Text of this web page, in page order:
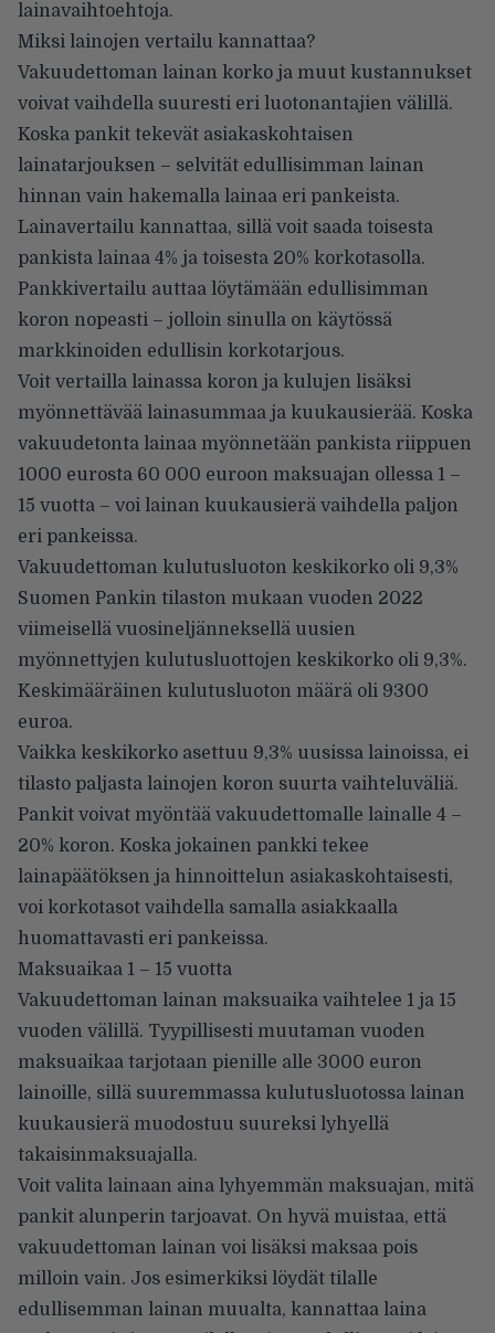
lainavaihtoehtoja.
Miksi lainojen vertailu kannattaa?
Vakuudettoman lainan korko ja muut kustannukset
voivat vaihdella suuresti eri luotonantajien välillä.
Koska pankit tekevät asiakaskohtaisen
lainatarjouksen – selvität edullisimman lainan
hinnan vain hakemalla lainaa eri pankeista.
Lainavertailu kannattaa, sillä voit saada toisesta
pankista lainaa 4% ja toisesta 20% korkotasolla.
Pankkivertailu auttaa löytämään edullisimman
koron nopeasti – jolloin sinulla on käytössä
markkinoiden edullisin korkotarjous.
Voit vertailla lainassa koron ja kulujen lisäksi
myönnettävää lainasummaa ja kuukausierää. Koska
vakuudetonta lainaa myönnetään pankista riippuen
1000 eurosta 60 000 euroon maksuajan ollessa 1 –
15 vuotta – voi lainan kuukausierä vaihdella paljon
eri pankeissa.
Vakuudettoman kulutusluoton keskikorko oli 9,3%
Suomen Pankin tilaston mukaan vuoden 2022
viimeisellä vuosineljänneksellä uusien
myönnettyjen kulutusluottojen keskikorko oli 9,3%.
Keskimääräinen kulutusluoton määrä oli 9300
euroa.
Vaikka keskikorko asettuu 9,3% uusissa lainoissa, ei
tilasto paljasta lainojen koron suurta vaihteluväliä.
Pankit voivat myöntää vakuudettomalle lainalle 4 –
20% koron. Koska jokainen pankki tekee
lainapäätöksen ja hinnoittelun asiakaskohtaisesti,
voi korkotasot vaihdella samalla asiakkaalla
huomattavasti eri pankeissa.
Maksuaikaa 1 – 15 vuotta
Vakuudettoman lainan maksuaika vaihtelee 1 ja 15
vuoden välillä. Tyypillisesti muutaman vuoden
maksuaikaa tarjotaan pienille alle 3000 euron
lainoille, sillä suuremmassa kulutusluotossa lainan
kuukausierä muodostuu suureksi lyhyellä
takaisinmaksuajalla.
Voit valita lainaan aina lyhyemmän maksuajan, mitä
pankit alunperin tarjoavat. On hyvä muistaa, että
vakuudettoman lainan voi lisäksi maksaa pois
milloin vain. Jos esimerkiksi löydät tilalle
edullisemman lainan muualta, kannattaa laina